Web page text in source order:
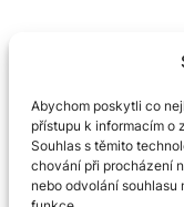
Abychom poskytli co
přístupu k informacím o
Souhlas s těmito
chování při procházení
nebo odvolání
E-shop Pavla
O nás